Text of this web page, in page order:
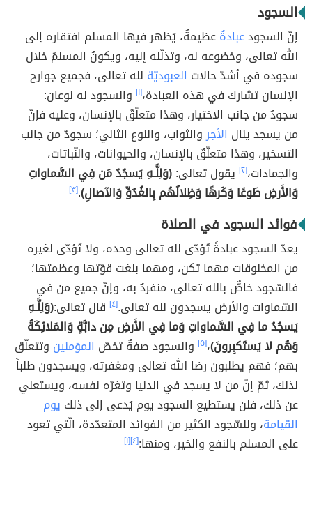
السجود
إنّ السجودعبادةٌعظيمةٌ، يُظهر فيها المسلم افتقاره إلى
الله تعالى، وخضوعه له، وتذلّله إليه، ويكونُ المسلمُ خلال
سجوده في أشدّ حالات العبوديّة لله تعالى، فجميع جوارح
الإنسان تشارك في هذه العبادة،[١] والسجود له نوعان:
سجودٌ من جانب الاختيار، وهذا متعلّقٌ بالإنسان، وعليه فإنّ
من يسجد ينال الأجروالثواب، والنوع الثاني؛ سجودٌ من جانب
التسخير، وهذا متعلّقٌ بالإنسان، والحيوانات، والنّباتات،
والجمادات،[٢] يقول تعالى:(وَلِلَّـهِ يَسجُدُ مَن فِي السَّماواتِ
وَالأَرضِ طَوعًا وَكَرهًا وَظِلالُهُم بِالغُدُوِّ وَالآصالِ).[٣]
فوائد السجود في الصلاة
يعدّ السجود عبادةً تُؤدّى لله تعالى وحده، ولا تُؤدّى لغيره
من المخلوقات مهما تكن، ومهما بلغت قوّتها وعظمتها؛
فالسّجود خاصٌّ بالله تعالى، منفردٌ به، وإنّ جميع من في
السّماوات والأرض يسجدون لله تعالى.[٤] قال تعالى:(وَلِلَّـهِ
يَسجُدُ ما فِي السَّماواتِ وَما فِي الأَرضِ مِن دابَّةٍ وَالمَلائِكَةُ
وَهُم لا يَستَكبِرونَ)،[٥] والسجود صفةٌ تخصّ المؤمنين وتتعلّق
بهم؛ فهم يطلبون رضا الله تعالى ومغفرته، ويسجدون طلباً
لذلك، ثمّ إنّ من لا يسجد في الدنيا وتغرّه نفسه، ويستعلي
عن ذلك، فلن يستطيع السجود يوم يُدعى إلى ذلك يوم
القيامة، وللسّجود الكثير من الفوائد المتعدّدة، الّتي تعود
على المسلم بالنفع والخير، ومنها:[٤] [١]